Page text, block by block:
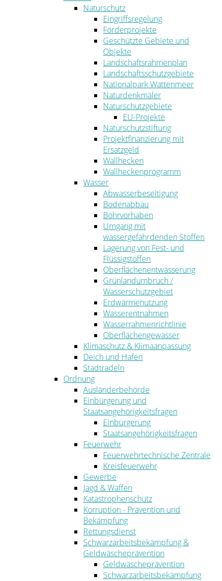
Naturschutz
Eingriffsregelung
Förderprojekte
Geschützte Gebiete und
Objekte
Landschaftsrahmenplan
Landschaftsschutzgebiete
Nationalpark Wattenmeer
Naturdenkmäler
Naturschutzgebiete
EU-Projekte
Naturschutzstiftung
Projektfinanzierung mit
Ersatzgeld
Wallhecken
Wallheckenprogramm
Wasser
Abwasserbeseitigung
Bodenabbau
Bohrvorhaben
Umgang mit
wassergefährdenden Stoffen
Lagerung von Fest- und
Flüssigstoffen
Oberflächenentwässerung
Grünlandumbruch /
Wasserschutzgebiet
Erdwärmenutzung
Wasserentnahmen
Wasserrahmenrichtlinie
Oberflächengewässer
Klimaschutz & Klimaanpassung
Deich und Hafen
Stadtradeln
Ordnung
Ausländerbehörde
Einbürgerung und
Staatsangehörigkeitsfragen
Einbürgerung
Staatsangehörigkeitsfragen
Feuerwehr
Feuerwehrtechnische Zentrale
Kreisfeuerwehr
Gewerbe
Jagd & Waffen
Katastrophenschutz
Korruption - Prävention und
Bekämpfung
Rettungsdienst
Schwarzarbeitsbekämpfung &
Geldwäscheprävention
Geldwäscheprävention
Schwarzarbeitsbekämpfung